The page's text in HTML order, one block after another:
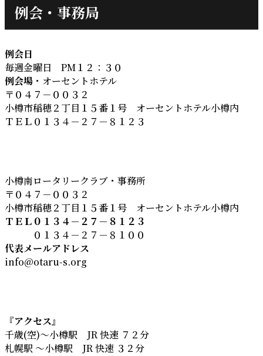
例会・事務局
例会日
毎週金曜日 PM１２：３０
例会場 ・オーセントホテル
〒０４７－００３２
小樽市稲穂２丁目１５番１号 オーセントホテル小樽内
ＴＥＬ０１３４－２７－８１２３
小樽南ロータリークラブ・事務所
〒０４７－００３２
小樽市稲穂２丁目１５番１号 オーセントホテル小樽内
ＴＥＬ０１３４－２７－８１２３
０１３４－２７－８１００
代表メールアドレス
info@otaru-s.org
『アクセス』
千歳(空)～小樽駅 JR 快速 ７２分
札幌駅 ～小樽駅 JR 快速 ３２分